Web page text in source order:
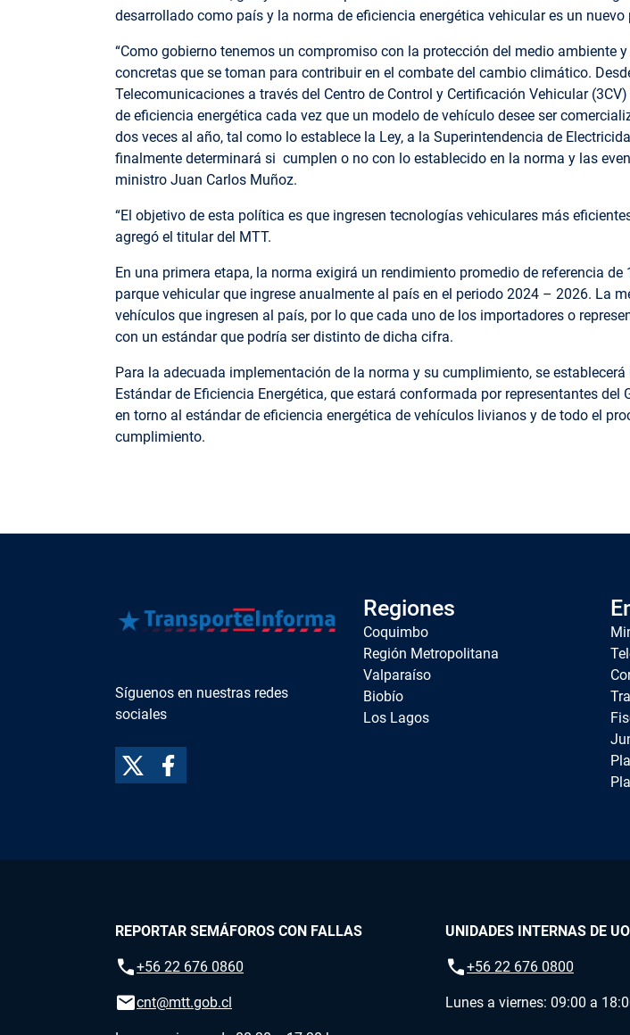
desarrollado como país y la norma de eficiencia energética vehicular es un nuevo
“Como gobierno tenemos un compromiso con la protección del medio ambiente
concretas que se toman para contribuir en el combate del cambio climático.
Telecomunicaciones a través del Centro de Control y Certificación Vehicular
de eficiencia energética cada vez que un modelo de vehículo desee ser
dos veces al año, tal como lo establece la Ley, a la Superintendencia de
finalmente determinará si cumplen o no con lo establecido en la norma y las
ministro Juan Carlos Muñoz.
“El objetivo de esta política es que ingresen tecnologías vehiculares más
agregó el titular del MTT.
En una primera etapa, la norma exigirá un rendimiento promedio de referencia
parque vehicular que ingrese anualmente al país en el periodo 2024 – 2026. La
vehículos que ingresen al país, por lo que cada uno de los importadores o
con un estándar que podría ser distinto de dicha cifra.
Para la adecuada implementación de la norma y su cumplimiento, se
Estándar de Eficiencia Energética, que estará conformada por representantes del
en torno al estándar de eficiencia energética de vehículos livianos y de todo el
cumplimiento.
Síguenos en nuestras redes
sociales
Regiones
Coquimbo
Región Metropolitana
Valparaíso
Biobío
Los Lagos
REPORTAR SEMÁFOROS CON FALLAS
call+56 22 676 0860
emailcnt@mtt.gob.cl
UNIDADES INTERNAS DE
call+56 22 676 0800
Lunes a viernes: 09:00 a